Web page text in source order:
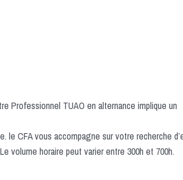
Professionnel TUAO en alternance implique un
CFA vous accompagne sur votre recherche
volume horaire peut varier entre 300h et 700h.